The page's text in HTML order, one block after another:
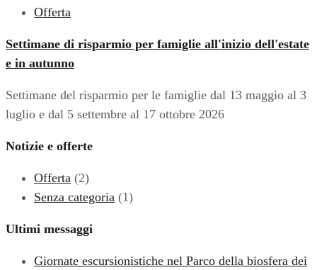
Offerta
Settimane di risparmio per famiglie all'inizio dell'estate
e in autunno
Settimane del risparmio per le famiglie dal 13 maggio al 3
luglio e dal 5 settembre al 17 ottobre 2026
Notizie e offerte
Offerta (2)
Senza categoria (1)
Ultimi messaggi
Giornate escursionistiche nel Parco della biosfera dei